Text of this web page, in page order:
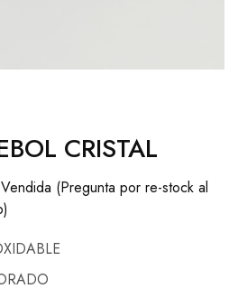
CRISTAL
(Pregunta por re-stock al